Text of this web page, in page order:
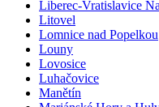
Liberec-Vratislavice
Litovel
Lomnice nad Popelkou
Louny
Lovosice
Luhačovice
Manětín